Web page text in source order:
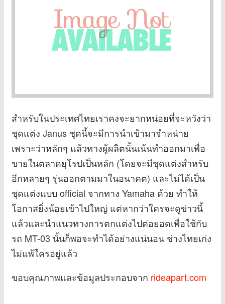
สำหรับในประเทศไทยเราคงจะยากหน่อยที่จะหวังว่า
ชุดแต่ง Janus ชุดนี้จะมีการนำเข้ามาจำหน่าย
เพราะว่าหลักๆ แล้วทางผู้ผลิตนั้นเน้นทำออกมาเพื่อ
ขายในตลาดยุโรปเป็นหลัก (โดยจะมีชุดแต่งสำหรับ
อีกหลายๆ รุ่นออกตามมาในอนาคต) และไม่ได้เป็น
ชุดแต่งแบบ official จากทาง Yamaha ด้วย ทำให้
โอกาสยิ่งน้อยเข้าไปใหญ่ แต่หากว่าใครจะดูข่าวนี้
แล้วและนำแนวทางการตกแต่งไปต่อยอดเพื่อใช้กับ
รถ MT-03 นั้นก็พอจะทำได้อย่างแน่นอน ช่างไทยเก่ง
ไม่แพ้ใครอยู่แล้ว
ขอบคุณภาพและข้อมูลประกอบจาก rideapart.com